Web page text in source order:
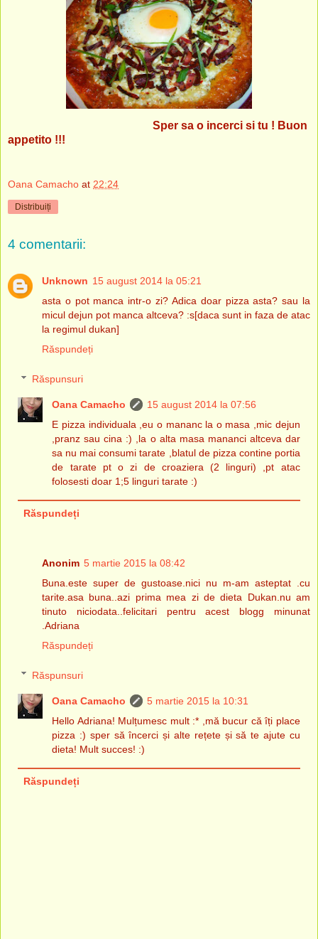
Sper sa o incerci si tu ! Buon
appetito !!!
Oana Camacho at 22:24
Distribuiți
4 comentarii:
Unknown 15 august 2014 la 05:21
asta o pot manca intr-o zi? Adica doar pizza asta? sau la
micul dejun pot manca altceva? :s[daca sunt in faza de atac
la regimul dukan]
Răspundeți
Răspunsuri
Oana Camacho
15 august 2014 la 07:56
E pizza individuala ,eu o mananc la o masa ,mic dejun
,pranz sau cina :) ,la o alta masa mananci altceva dar
sa nu mai consumi tarate ,blatul de pizza contine portia
de tarate pt o zi de croaziera (2 linguri) ,pt atac
folosesti doar 1;5 linguri tarate :)
Răspundeți
Anonim 5 martie 2015 la 08:42
Buna.este super de gustoase.nici nu m-am asteptat .cu
tarite.asa buna..azi prima mea zi de dieta Dukan.nu am
tinuto niciodata..felicitari pentru acest blogg minunat
.Adriana
Răspundeți
Răspunsuri
Oana Camacho
5 martie 2015 la 10:31
Hello Adriana! Mulțumesc mult :* ,mă bucur că îți place
pizza :) sper să încerci și alte rețete și să te ajute cu
dieta! Mult succes! :)
Răspundeți